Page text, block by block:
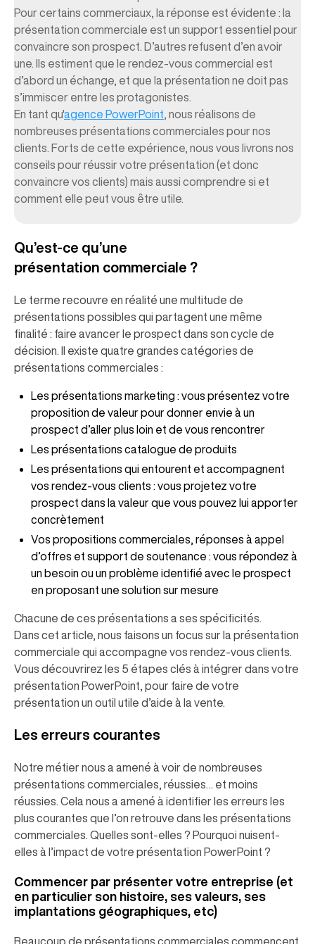
Pour certains commerciaux, la réponse est évidente : la
présentation commerciale est un support essentiel pour
convaincre son prospect. D’autres refusent d’en avoir
une. Ils estiment que le rendez-vous commercial est
d’abord un échange, et que la présentation ne doit pas
s’immiscer entre les protagonistes.
En tant qu'agence PowerPoint , nous réalisons de
nombreuses présentations commerciales pour nos
clients. Forts de cette expérience, nous vous livrons nos
conseils pour réussir votre présentation (et donc
convaincre vos clients) mais aussi comprendre si et
comment elle peut vous être utile.
Qu’est-ce qu’une
présentation commerciale ?
Le terme recouvre en réalité une multitude de
présentations possibles qui partagent une même
finalité : faire avancer le prospect dans son cycle de
décision. Il existe quatre grandes catégories de
présentations commerciales :
Les présentations marketing : vous présentez votre
proposition de valeur pour donner envie à un
prospect d’aller plus loin et de vous rencontrer
Les présentations catalogue de produits
Les présentations qui entourent et accompagnent
vos rendez-vous clients : vous projetez votre
prospect dans la valeur que vous pouvez lui apporter
concrètement
Vos propositions commerciales, réponses à appel
d’offres et support de soutenance : vous répondez à
un besoin ou un problème identifié avec le prospect
en proposant une solution sur mesure
Chacune de ces présentations a ses spécificités.
Dans cet article, nous faisons un focus sur la présentation
commerciale qui accompagne vos rendez-vous clients.
Vous découvrirez les 5 étapes clés à intégrer dans votre
présentation PowerPoint, pour faire de votre
présentation un outil utile d’aide à la vente.
Les erreurs courantes
Notre métier nous a amené à voir de nombreuses
présentations commerciales, réussies… et moins
réussies. Cela nous a amené à identifier les erreurs les
plus courantes que l’on retrouve dans les présentations
commerciales. Quelles sont-elles ? Pourquoi nuisent-
elles à l’impact de votre présentation PowerPoint ?
Commencer par présenter votre entreprise (et
en particulier son histoire, ses valeurs, ses
implantations géographiques, etc)
Beaucoup de présentations commerciales commencent